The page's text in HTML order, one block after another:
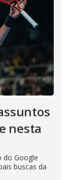
nesta
do Google
buscas da